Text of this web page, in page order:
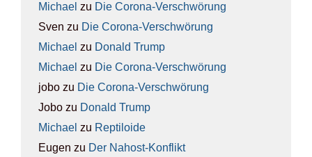
Michael zu Die Coro­na-Ver­schwö­rung
Sven zu Die Coro­na-Ver­schwö­rung
Michael zu Donald Trump
Michael zu Die Coro­na-Ver­schwö­rung
jobo zu Die Coro­na-Ver­schwö­rung
Jobo zu Donald Trump
Michael zu Rep­ti­lo­ide
Eugen zu Der Nah­ost-Kon­flikt